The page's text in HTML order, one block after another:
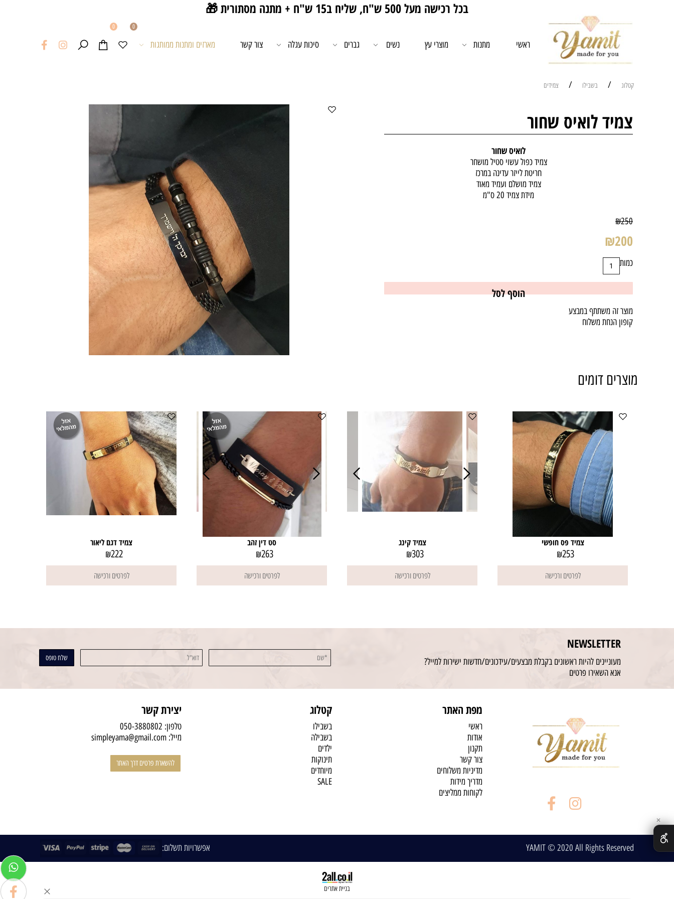
בכל רכישה מעל 500 ש"ח, שליח ב15 ש"ח + מתנה מסתורית 🎁
0 0
ראשי מתנות מוצרי עץ נשים גברים סיכות עגלה צור קשר מארזים ומתנות ממותגות
קטלוג / בשבילו / צמידים
צמיד לואיס שחור
לואיס שחור
צמיד כפול עשוי סטיל מושחר
חריטת לייזר עדינה במרכז
צמיד מושלם ועמיד מאוד
מידת צמיד 20 ס"מ
₪250
₪200
כמות
הוסף לסל
מוצר זה משתתף במבצע
קופון הנחת משלוח
מוצרים דומים
צמיד פס חופשי
₪253
לפרטים ורכישה
צמיד קינג
₪303
לפרטים ורכישה
סט דין זהב
₪263
לפרטים ורכישה
צמיד דגם ליאור
₪222
לפרטים ורכישה
NEWSLETTER
מעוניינים להיות ראשונים בקבלת מבצעים/עידכונים/חדשות ישירות למייל?
אנא השאירו פרטים
מפת האתר
ראשי
אודות
תקנון
צור קשר
מדיניות משלוחים
מדריך מידות
לקוחות ממליצים
קטלוג
בשבילו
בשבילה
ילדים
תינוקות
מיוחדים
SALE
יצירת קשר
טלפון: 050-3880802
מייל: simpleyama@gmail.com
להשארת פרטים דרך האתר
YAMIT © 2020 All Rights Reserved אפשרויות תשלום:
בניית אתרים
✕